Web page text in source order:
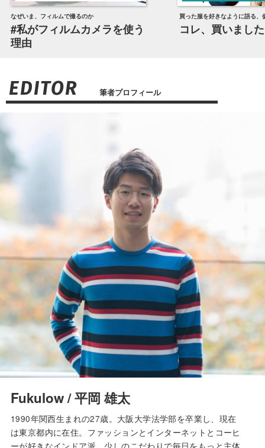
なぜいま、フィルムで撮るのか
#私がフィルムカメラを使う
理由
買った服を好きなように語る、
コレ、買いまし
EDITOR 筆者プロフィール
Fukulow / 平岡 雄太
1990年関西生まれの27歳。大阪大学法学部を卒業し、現在
は東京都内に在住。ファッションとインターネットとコーヒ
ーが好きなインドア派。少しのこだわりで毎日をもっと主体